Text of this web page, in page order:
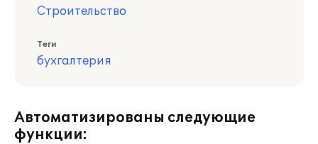
Строительство
Теги
бухгалтерия
Автоматизированы следующие
функции: